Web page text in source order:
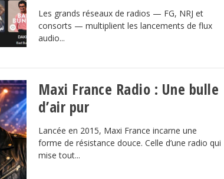
Les grands réseaux de radios — FG, NRJ et
consorts — multiplient les lancements de flux
audio...
Maxi France Radio : Une bulle
d’air pur
Lancée en 2015, Maxi France incarne une
forme de résistance douce. Celle d’une radio qui
mise tout...